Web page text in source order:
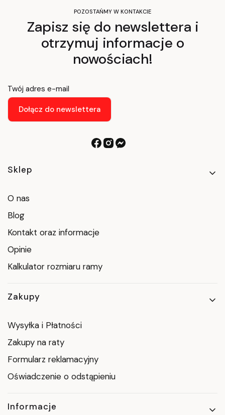
POZOSTAŃMY W KONTAKCIE
Zapisz się do newslettera i
otrzymuj informacje o
nowościach!
Twój adres e-mail
Dołącz do newslettera
Linki w stopce
Sklep
O nas
Blog
Kontakt oraz informacje
Opinie
Kalkulator rozmiaru ramy
Zakupy
Wysyłka i Płatności
Zakupy na raty
Formularz reklamacyjny
Oświadczenie o odstąpieniu
Informacje